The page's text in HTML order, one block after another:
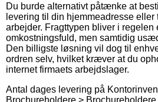
Du burde alternativt påtænke at
levering til din hjemmeadresse eller
arbejder. Fragttypen bliver i regelen
omkostningsfuld, men samtidig
Den billigste løsning vil dog til
ordren selv, hvilket kræver at du
internet firmaets arbejdslager.
Antal dages levering på
Brochureholdere >